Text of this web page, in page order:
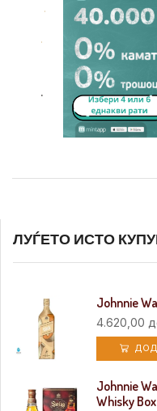
.
.
.
ЛУЃЕТО ИСТО
Johnnie
4.620,00
Johnnie
Whisky